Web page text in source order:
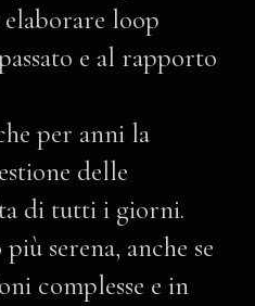
loop
e al rapporto
per anni la
delle
di tutti i giorni.
serena, anche se
complesse e in